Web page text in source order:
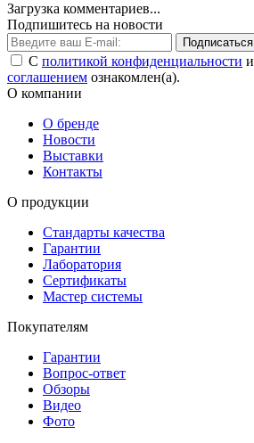
Загрузка комментариев...
Подпишитесь на новости
Подписаться
С политикой конфиденциальности и
соглашением ознакомлен(а).
О компании
О бренде
Новости
Выставки
Контакты
О продукции
Стандарты качества
Гарантии
Лаборатория
Сертификаты
Мастер системы
Покупателям
Гарантии
Вопрос-ответ
Обзоры
Видео
Фото